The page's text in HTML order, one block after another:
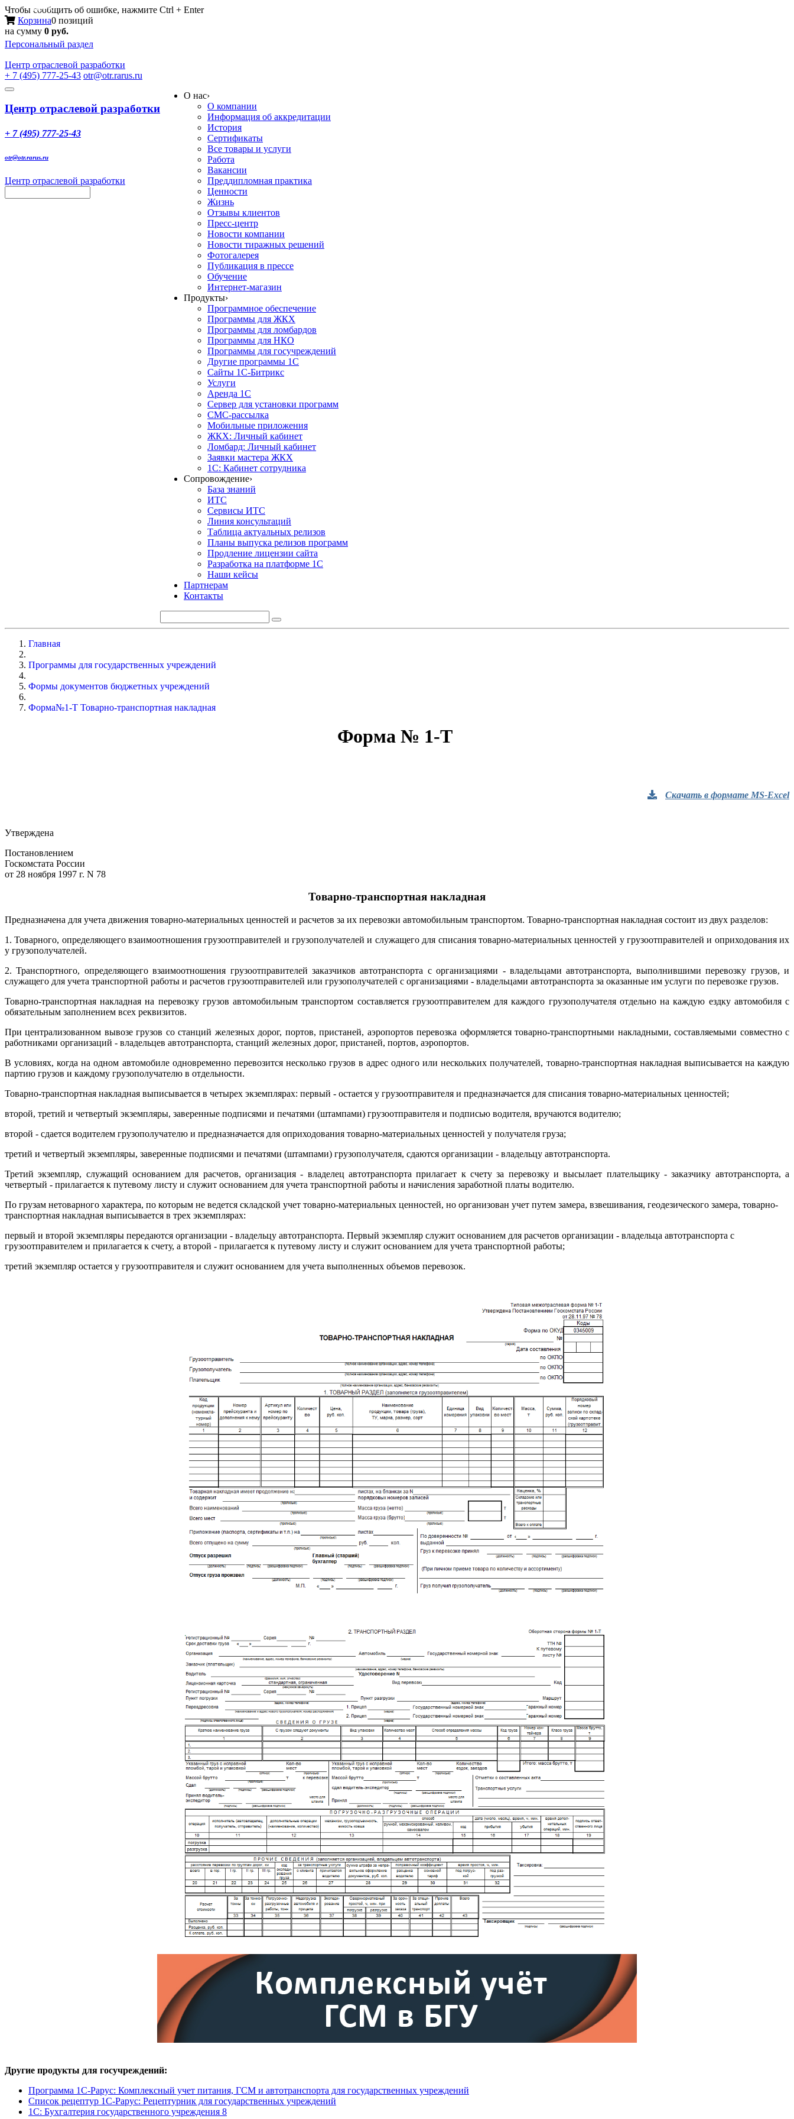
Чтобы сообщить об ошибке, нажмите Ctrl + Enter
Корзина0 позиций
на сумму 0 руб.
Персональный раздел
Центр отраслевой разработки
+ 7 (495) 777-25-43 otr@otr.rarus.ru
Toggle
Меню
Центр отраслевой разработки
+ 7 (495) 777-25-43
otr@otr.rarus.ru
Центр отраслевой разработки
О нас›
О компании
Информация об аккредитации
История
Сертификаты
Все товары и услуги
Работа
Вакансии
Преддипломная практика
Ценности
Жизнь
Отзывы клиентов
Пресс-центр
Новости компании
Новости тиражных решений
Фотогалерея
Публикация в прессе
Обучение
Интернет-магазин
Продукты›
Программное обеспечение
Программы для ЖКХ
Программы для ломбардов
Программы для НКО
Программы для госучреждений
Другие программы 1С
Сайты 1С-Битрикс
Услуги
Аренда 1С
Сервер для установки программ
СМС-рассылка
Мобильные приложения
ЖКХ: Личный кабинет
Ломбард: Личный кабинет
Заявки мастера ЖКХ
1С: Кабинет сотрудника
Сопровождение›
База знаний
ИТС
Сервисы ИТС
Линия консультаций
Таблица актуальных релизов
Планы выпуска релизов программ
Продление лицензии сайта
Разработка на платформе 1С
Наши кейсы
Партнерам
Контакты
Главная
Программы для государственных учреждений
Формы документов бюджетных учреждений
Форма№1-Т Товарно-транспортная накладная
Форма № 1-T
Скачать в формате MS-Excel
Утверждена
Постановлением
Госкомстата России
от 28 ноября 1997 г. N 78
Товарно-транспортная накладная
Предназначена для учета движения товарно-материальных ценностей и расчетов за их перевозки автомобильным транспортом. Товарно-транспортная накладная состоит из двух разделов:
1. Товарного, определяющего взаимоотношения грузоотправителей и грузополучателей и служащего для списания товарно-материальных ценностей у грузоотправителей и оприходования их
у грузополучателей.
2. Транспортного, определяющего взаимоотношения грузоотправителей заказчиков автотранспорта с организациями - владельцами автотранспорта, выполнившими перевозку грузов, и
служащего для учета транспортной работы и расчетов грузоотправителей или грузополучателей с организациями - владельцами автотранспорта за оказанные им услуги по перевозке грузов.
Товарно-транспортная накладная на перевозку грузов автомобильным транспортом составляется грузоотправителем для каждого грузополучателя отдельно на каждую ездку автомобиля с
обязательным заполнением всех реквизитов.
При централизованном вывозе грузов со станций железных дорог, портов, пристаней, аэропортов перевозка оформляется товарно-транспортными накладными, составляемыми совместно с
работниками организаций - владельцев автотранспорта, станций железных дорог, пристаней, портов, аэропортов.
В условиях, когда на одном автомобиле одновременно перевозится несколько грузов в адрес одного или нескольких получателей, товарно-транспортная накладная выписывается на каждую
партию грузов и каждому грузополучателю в отдельности.
Товарно-транспортная накладная выписывается в четырех экземплярах: первый - остается у грузоотправителя и предназначается для списания товарно-материальных ценностей;
второй, третий и четвертый экземпляры, заверенные подписями и печатями (штампами) грузоотправителя и подписью водителя, вручаются водителю;
второй - сдается водителем грузополучателю и предназначается для оприходования товарно-материальных ценностей у получателя груза;
третий и четвертый экземпляры, заверенные подписями и печатями (штампами) грузополучателя, сдаются организации - владельцу автотранспорта.
Третий экземпляр, служащий основанием для расчетов, организация - владелец автотранспорта прилагает к счету за перевозку и высылает плательщику - заказчику автотранспорта, а
четвертый - прилагается к путевому листу и служит основанием для учета транспортной работы и начисления заработной платы водителю.
По грузам нетоварного характера, по которым не ведется складской учет товарно-материальных ценностей, но организован учет путем замера, взвешивания, геодезического замера, товарно-
транспортная накладная выписывается в трех экземплярах:
первый и второй экземпляры передаются организации - владельцу автотранспорта. Первый экземпляр служит основанием для расчетов организации - владельца автотранспорта с
грузоотправителем и прилагается к счету, а второй - прилагается к путевому листу и служит основанием для учета транспортной работы;
третий экземпляр остается у грузоотправителя и служит основанием для учета выполненных объемов перевозок.
Другие продукты для госучреждений:
Программа 1С-Рарус: Комплексный учет питания, ГСМ и автотранспорта для государственных учреждений
Список рецептур 1С-Рарус: Рецептурник для государственных учреждений
1С: Бухгалтерия государственного учреждения 8